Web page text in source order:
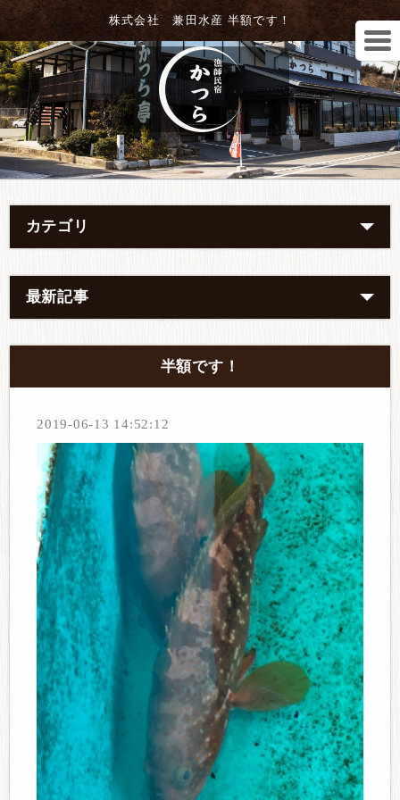
株式会社 兼田水産 半額です！
カテゴリ
最新記事
半額です！
2019-06-13 14:52:12